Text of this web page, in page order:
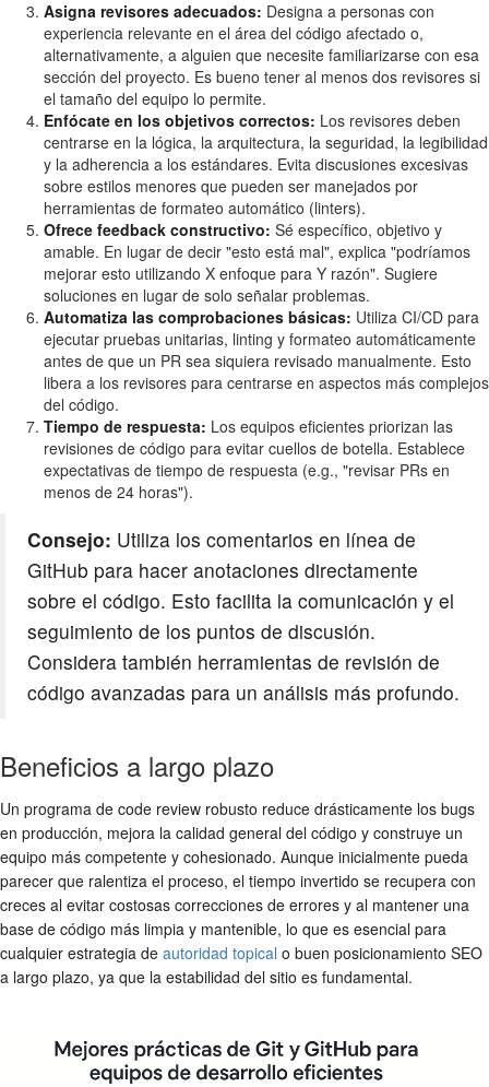
Asigna revisores adecuados: Designa a personas con
experiencia relevante en el área del código afectado o,
alternativamente, a alguien que necesite familiarizarse con esa
sección del proyecto. Es bueno tener al menos dos revisores si
el tamaño del equipo lo permite.
Enfócate en los objetivos correctos: Los revisores deben
centrarse en la lógica, la arquitectura, la seguridad, la legibilidad
y la adherencia a los estándares. Evita discusiones excesivas
sobre estilos menores que pueden ser manejados por
herramientas de formateo automático (linters).
Ofrece feedback constructivo: Sé específico, objetivo y
amable. En lugar de decir "esto está mal", explica "podríamos
mejorar esto utilizando X enfoque para Y razón". Sugiere
soluciones en lugar de solo señalar problemas.
Automatiza las comprobaciones básicas: Utiliza CI/CD para
ejecutar pruebas unitarias, linting y formateo automáticamente
antes de que un PR sea siquiera revisado manualmente. Esto
libera a los revisores para centrarse en aspectos más complejos
del código.
Tiempo de respuesta: Los equipos eficientes priorizan las
revisiones de código para evitar cuellos de botella. Establece
expectativas de tiempo de respuesta (e.g., "revisar PRs en
menos de 24 horas").
Consejo: Utiliza los comentarios en línea de
GitHub para hacer anotaciones directamente
sobre el código. Esto facilita la comunicación y el
seguimiento de los puntos de discusión.
Considera también herramientas de revisión de
código avanzadas para un análisis más profundo.
Beneficios a largo plazo
Un programa de code review robusto reduce drásticamente los bugs
en producción, mejora la calidad general del código y construye un
equipo más competente y cohesionado. Aunque inicialmente pueda
parecer que ralentiza el proceso, el tiempo invertido se recupera con
creces al evitar costosas correcciones de errores y al mantener una
base de código más limpia y mantenible, lo que es esencial para
cualquier estrategia de autoridad topical o buen posicionamiento SEO
a largo plazo, ya que la estabilidad del sitio es fundamental.